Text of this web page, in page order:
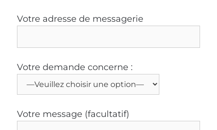
Votre adresse de messagerie
Votre demande concerne :
Votre message (facultatif)